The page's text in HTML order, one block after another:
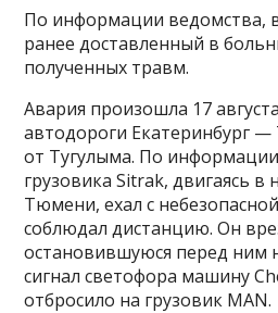
По информации ведомства,
ранее доставленный в
полученных травм.
Авария произошла 17
автодороги Екатеринбург
от Тугулыма. По
грузовика Sitrak, двигаясь в
Тюмени, ехал с
соблюдал дистанцию. Он
остановившуюся перед
сигнал светофора машину
отбросило на грузовик MAN.